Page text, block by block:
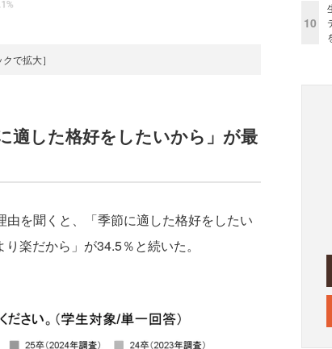
で拡大］
適した格好をしたいから」が最
を聞くと、「季節に適した格好をしたい
楽だから」が34.5％と続いた。
10